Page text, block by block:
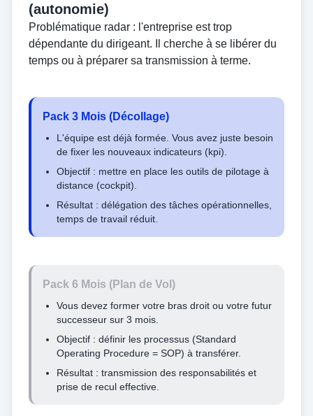
(autonomie)
Problématique radar : l'entreprise est trop
dépendante du dirigeant. Il cherche à se libérer du
temps ou à préparer sa transmission à terme.
Pack 3 Mois (Décollage)
L'équipe est déjà formée. Vous avez juste besoin
de fixer les nouveaux indicateurs (kpi).
Objectif : mettre en place les outils de pilotage à
distance (cockpit).
Résultat : délégation des tâches opérationnelles,
temps de travail réduit.
Pack 6 Mois (Plan de Vol)
Vous devez former votre bras droit ou votre futur
successeur sur 3 mois.
Objectif : définir les processus (Standard
Operating Procedure = SOP) à transférer.
Résultat : transmission des responsabilités et
prise de recul effective.